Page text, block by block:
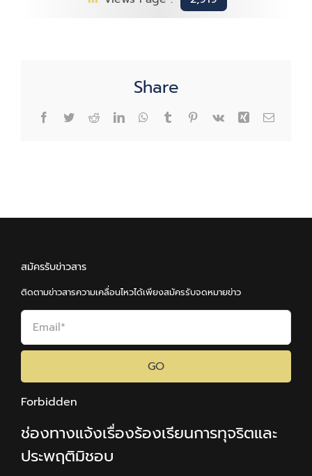
Share
Facebook
TwitterRedditLinkedInWhatsApp
TumblrPinterest
Vk Xing Email
สมัครรับข่าวสาร
ติดตามข่าวสารความเคลื่อนไหวได้เพียงสมัครรับจดหมายข่าว
GO
Forbidden
ช่องทางแจ้งเรื่องร้องเรียนการทุจริตและ
ประพฤติมิชอบ